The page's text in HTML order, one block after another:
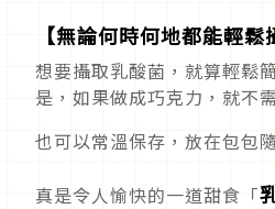
【無論何時何地都能輕鬆
想要攝取乳酸菌，就算輕鬆
是，如果做成巧克力，就不
也可以常溫保存，放在包包
真是令人愉快的一道甜食「